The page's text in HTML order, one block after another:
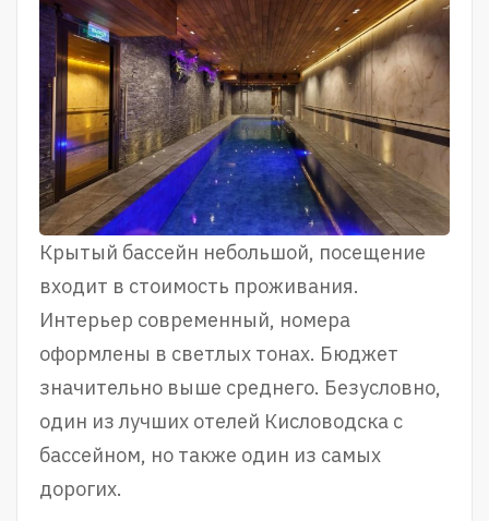
Крытый бассейн небольшой, посещение
входит в стоимость проживания.
Интерьер современный, номера
оформлены в светлых тонах. Бюджет
значительно выше среднего. Безусловно,
один из лучших отелей Кисловодска с
бассейном, но также один из самых
дорогих.